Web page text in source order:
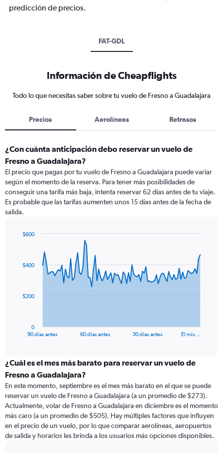
predicción de precios.
FAT-GDL
Información de Cheapflights
Todo lo que necesitas saber sobre tu vuelo de Fresno a Guadalajara
Precios Aerolíneas Retrasos
¿Con cuánta anticipación debo reservar un vuelo de
Fresno a Guadalajara?
El precio que pagas por tu vuelo de Fresno a Guadalajara puede variar
según el momento de la reserva. Para tener más posibilidades de
conseguir una tarifa más baja, intenta reservar 62 días antes de tu viaje.
Es probable que las tarifas aumenten unos 15 días antes de la fecha de
salida.
data
The
categories.
Range:
categories.
The
chart
has
1
Y
90 días antes 60 días antes 30 días antes El mis…
0
$200
$400
$600
¿Cuál es el mes más barato para reservar un vuelo de
Fresno a Guadalajara?
En este momento, septiembre es el mes más barato en el que se puede
reservar un vuelo de Fresno a Guadalajara (a un promedio de $273).
Actualmente, volar de Fresno a Guadalajara en diciembre es el momento
más caro (a un promedio de $505). Hay múltiples factores que influyen
en el precio de un vuelo, por lo que comparar aerolíneas, aeropuertos
de salida y horarios les brinda a los usuarios más opciones disponibles.